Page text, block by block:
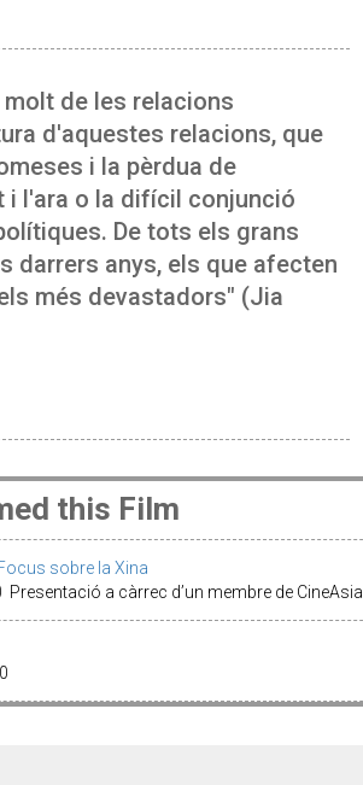
molt de les relacions
d'aquestes relacions, que
i la pèrdua de
i l'ara o la difícil conjunció
De tots els grans
darrers anys, els que afecten
més devastadors" (Jia
this Film
sobre la Xina
Presentació a càrrec d’un membre de CineAsia